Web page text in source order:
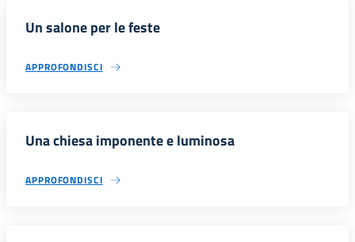
Un salone per le feste
APPROFONDISCI
Una chiesa imponente e luminosa
APPROFONDISCI